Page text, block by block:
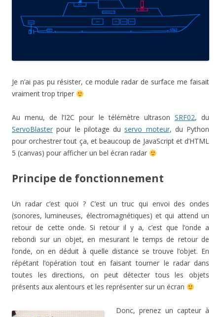
Je n’ai pas pu résister, ce module radar de surface me faisait
vraiment trop triper
Au menu, de l’I2C pour le télémètre ultrason SRF02, du
ServoBlaster pour le pilotage du servo moteur, du Python
pour orchestrer tout ça, et beaucoup de JavaScript et d’HTML
5 (canvas) pour afficher un bel écran radar
Principe de fonctionnement
Un radar c’est quoi ? C’est un truc qui envoi des ondes
(sonores, lumineuses, électromagnétiques) et qui attend un
retour de cette onde. Si retour il y a, c’est que l’onde a
rebondi sur un objet, en mesurant le temps de retour de
l’onde, on en déduit à quelle distance se trouve l’objet. En
répétant l’opération tout en faisant tourner le radar dans
toutes les directions, on peut détecter tous les objets
présents aux alentours et les représenter sur un écran
Donc, prenez un capteur à